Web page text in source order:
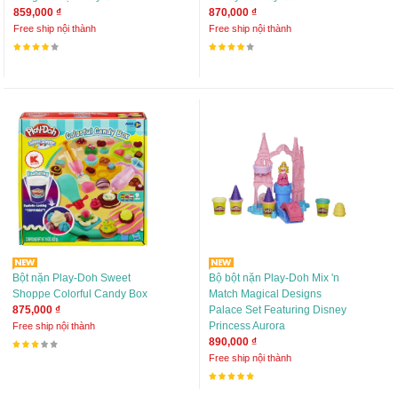
859,000 ₫
Free ship nội thành
870,000 ₫
Free ship nội thành
Bột nặn Play-Doh Sweet
Shoppe Colorful Candy Box
875,000 ₫
Free ship nội thành
Bộ bột nặn Play-Doh Mix 'n
Match Magical Designs
Palace Set Featuring Disney
Princess Aurora
890,000 ₫
Free ship nội thành